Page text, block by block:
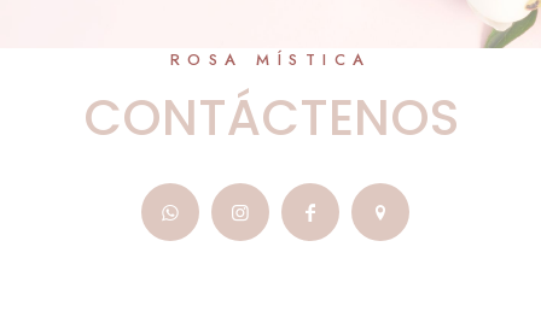
ROSA MÍSTICA
CONTÁCTENOS